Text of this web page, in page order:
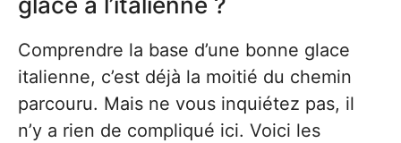
Comprendre la base d’une bonne glace
italienne, c’est déjà la moitié du chemin
parcouru. Mais ne vous inquiétez pas, il
n’y a rien de compliqué ici. Voici les